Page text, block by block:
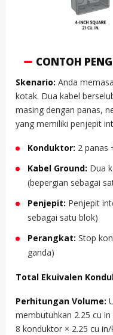
CONTOH
Skenario: Anda
kotak. Dua kabel
masing dengan panas,
yang memiliki penjepit
Konduktor: 2 panas
Kabel Ground: Dua
(bepergian sebagai
Penjepit: Penjepit
sebagai satu blok)
Perangkat: Stop
ganda)
Total Ekuivalen
Perhitungan Volume:
membutuhkan 2.25 cu
8 konduktor × 2.25 cu